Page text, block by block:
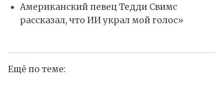
Американский певец Тедди Свимс
рассказал, что ИИ украл мой голос»
Ещё по теме: